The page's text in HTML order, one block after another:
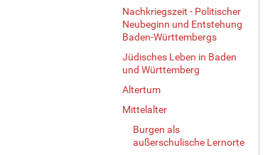
Nachkriegszeit - Politischer
Neubeginn und Entstehung
Baden-Württembergs
Jüdisches Leben in Baden
und Württemberg
Altertum
Mittelalter
Burgen als
außerschulische Lernorte